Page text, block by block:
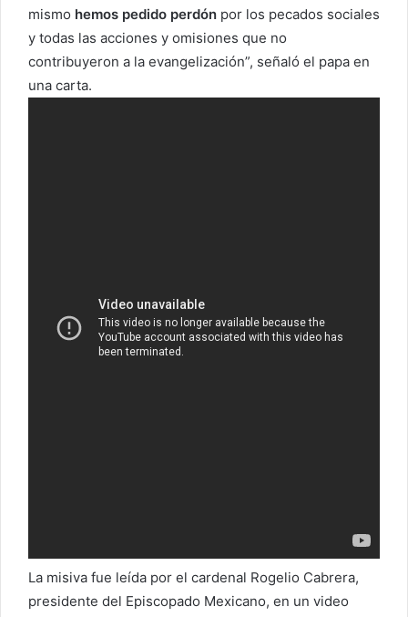
mismo hemos pedido perdón por los pecados sociales
y todas las acciones y omisiones que no
contribuyeron a la evangelización”, señaló el papa en
una carta.
La misiva fue leída por el cardenal Rogelio Cabrera,
presidente del Episcopado Mexicano, en un video